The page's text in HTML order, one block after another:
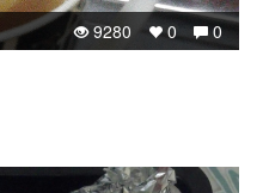
0
0
9280